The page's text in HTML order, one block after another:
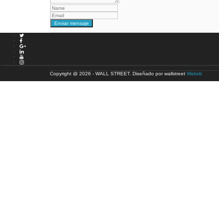
Copyright @ 2026 - WALL STREET. Diseñado por wallstreet Webriti